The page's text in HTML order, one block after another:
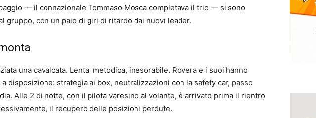
— il connazionale Tommaso Mosca completava il trio — si sono
gruppo, con un paio di giri di ritardo dai nuovi leader.
una cavalcata. Lenta, metodica, inesorabile. Rovera e i suoi hanno
disposizione: strategia ai box, neutralizzazioni con la safety car, passo
Alle 2 di notte, con il pilota varesino al volante, è arrivato prima il rientro
il recupero delle posizioni perdute.